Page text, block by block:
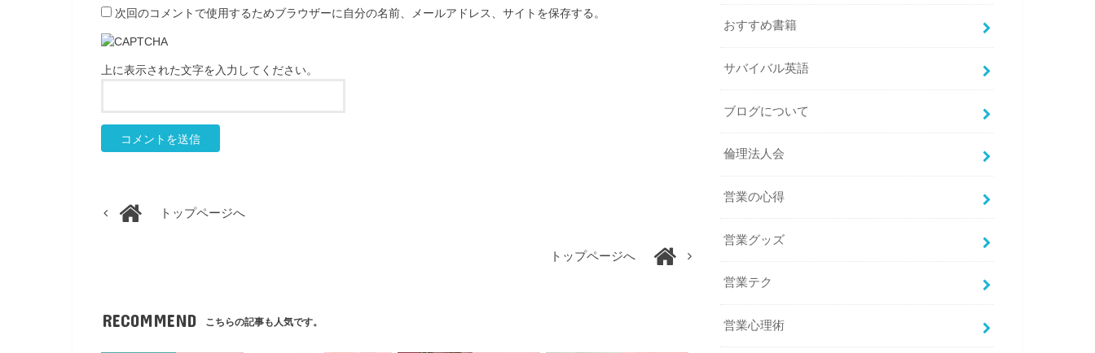
次回のコメントで使用するためブラウザーに自分の名前、メールアドレス、サイトを保存する。
上に表示された文字を入力してください。
トップページへ
トップページへ
RECOMMEND こちらの記事も人気です。
おすすめ書籍
サバイバル英語
ブログについて
倫理法人会
営業の心得
営業グッズ
営業テク
営業心理術